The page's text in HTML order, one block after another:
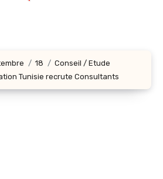
18
Conseil / Etude
Tunisie recrute Consultants